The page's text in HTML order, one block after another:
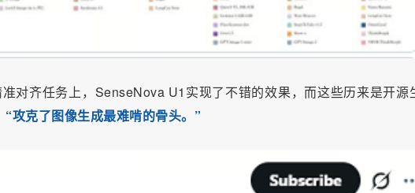
对齐任务上，SenseNova U1实现了不错的效果，而这些历来是开源
“攻克了图像生成最难啃的骨头。”